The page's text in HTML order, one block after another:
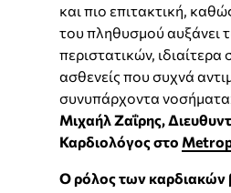
και πιο επιτακτική,
του πληθυσμού αυξάνει
περιστατικών, ιδιαίτερα
ασθενείς που συχνά
συνυπάρχοντα
Μιχαήλ Ζαΐρης,
Καρδιολόγος στο
Ο ρόλος των καρδιακών